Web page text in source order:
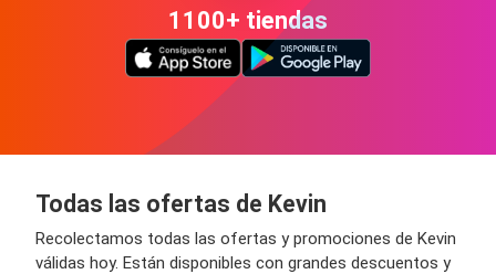
1100+ tiendas
Todas las ofertas de Kevin
Recolectamos todas las ofertas y promociones de Kevin
válidas hoy. Están disponibles con grandes descuentos y